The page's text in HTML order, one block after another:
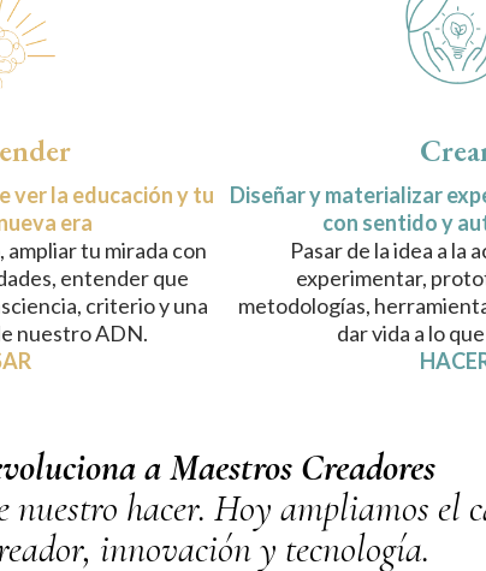
ver la educación y tu
era
tu mirada con
entender que
criterio y una
nuestro ADN.
Diseñar y materializar
con sentido y
Pasar de la idea a la
experimentar,
metodologías,
dar vida a lo
a Maestros Creadores
hacer. Hoy ampliamos el
innovación y tecnología.